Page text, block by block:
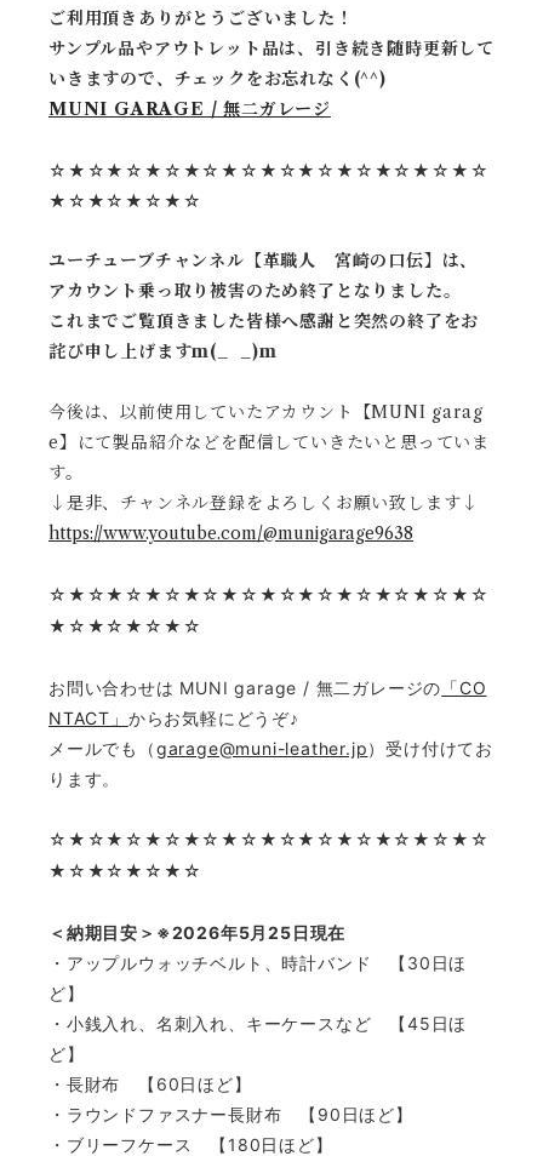
ご利用頂きありがとうございました！
サンプル品やアウトレット品は、引き続き随時更新して
いきますので、チェックをお忘れなく(^^)
MUNI GARAGE / 無二ガレージ
☆★☆★☆★☆★☆★☆★☆★☆★☆★☆★☆★☆
★☆★☆★☆★ ☆
ユーチューブチャンネル【革職人 宮崎の口伝】は、
アカウント乗っ取り被害のため終了となりました。
これまでご覧頂きました皆様へ感謝と突然の終了をお
詫び申し上げますm(_ _)m
今後は、以前使用していたアカウント【MUNI garag
e】にて製品紹介などを配信していきたいと思っていま
す。
↓是非、チャンネル登録をよろしくお願い致します↓
https://www.youtube.com/@munigarage9638
☆★☆★☆★☆★☆★☆★☆★☆★☆★☆★☆★☆
★☆★☆★☆★☆
お問い合わせは MUNI garage / 無二ガレージの 「CO
NTACT」 からお気軽にどうぞ♪
メールでも（garage@muni-leather.jp）受け付けてお
ります。
☆ ★☆★☆★☆★☆★☆★☆★☆★☆★☆★☆★☆
★☆★☆★☆★☆
＜納期目安＞※2026年5月25日現在
・アップルウォッチベルト、時計バンド 【30日ほ
ど】
・小銭入れ、名刺入れ、キーケースなど 【45日ほ
ど】
・長財布 【60日ほど】
・ラウンドファスナー長財布 【90日ほど】
・ブリーフケース 【180日ほど】